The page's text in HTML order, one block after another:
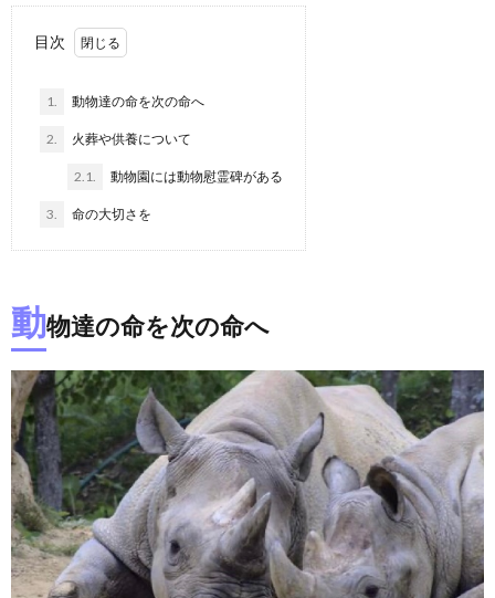
目次
1. 動物達の命を次の命へ
2. 火葬や供養について
2.1. 動物園には動物慰霊碑がある
3. 命の大切さを
動物達の命を次の命へ